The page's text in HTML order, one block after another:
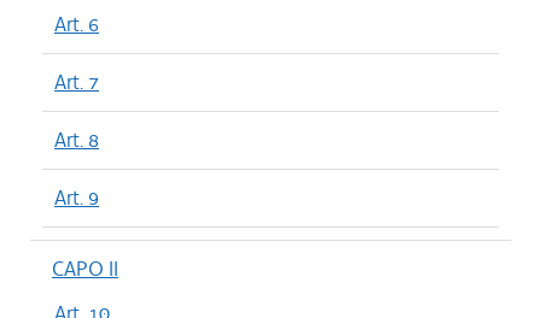
Art. 6
Art. 7
Art. 8
Art. 9
CAPO II